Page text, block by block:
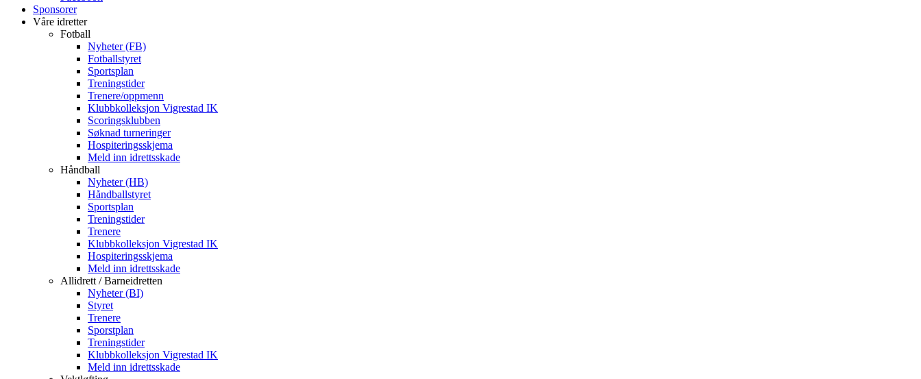
Sponsorer
Våre idretter
Fotball
Nyheter (FB)
Fotballstyret
Sportsplan
Treningstider
Trenere/oppmenn
Klubbkolleksjon Vigrestad IK
Scoringsklubben
Søknad turneringer
Hospiteringsskjema
Meld inn idrettsskade
Håndball
Nyheter (HB)
Håndballstyret
Sportsplan
Treningstider
Trenere
Klubbkolleksjon Vigrestad IK
Hospiteringsskjema
Meld inn idrettsskade
Allidrett / Barneidretten
Nyheter (BI)
Styret
Trenere
Sporstplan
Treningstider
Klubbkolleksjon Vigrestad IK
Meld inn idrettsskade